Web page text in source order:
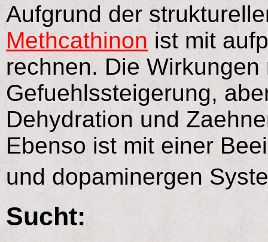
Aufgrund der
Methcathinon ist mit
rechnen. Die
Gefuehlssteigerung,
Dehydration und
Ebenso ist mit einer
und dopaminergen
Sucht: